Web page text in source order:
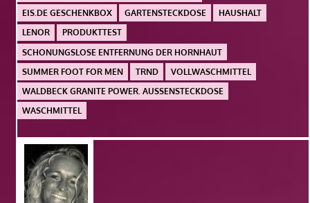
EIS.DE GESCHENKBOX GARTENSTECKDOSE
HAUSHALT
LENOR
PRODUKTTEST
SCHONUNGSLOSE ENTFERNUNG DER HORNHAUT
SUMMER FOOT FOR MEN
TRND
VOLLWASCHMITTEL
WALDBECK GRANITE POWER. AUSSENSTECKDOSE
WASCHMITTEL